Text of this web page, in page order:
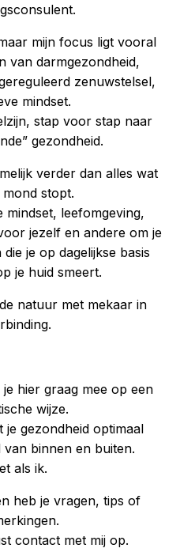
mijn focus ligt vooral
van darmgezondheid,
zenuwstelsel,
mindset.
stap voor stap naar
gezondheid.
verder dan alles wat
mond stopt.
mindset, leefomgeving,
jezelf en andere om je
je op dagelijkse basis
je huid smeert.
natuur met mekaar in
hier graag mee op een
wijze.
je gezondheid optimaal
van binnen en buiten.
als ik.
heb je vragen, tips of
contact met mij op.